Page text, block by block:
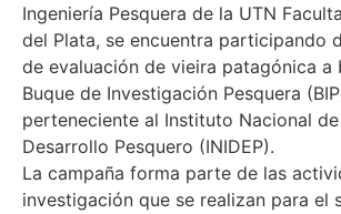
Ingeniería Pesquera de la UTN
del Plata, se encuentra participando
de evaluación de vieira patagónica a
Buque de Investigación Pesquera
perteneciente al Instituto Nacional
Desarrollo Pesquero (INIDEP).
La campaña forma parte de las
investigación que se realizan para el